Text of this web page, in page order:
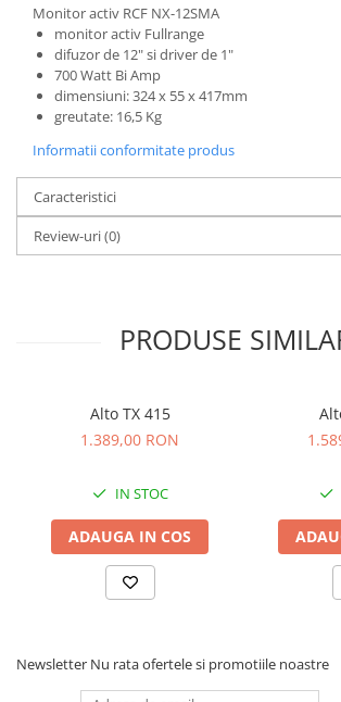
Rack studio
Recordere de studio
Recordere portabile
Sintetizatoare
Standuri si stative de monitoare
Subwoofere de studio
Tratament acustic
Lumini si efecte
Accesorii pentru lumini
Case-uri de lumini
Comenzi si controllere
Efecte de lumini
Mixere DMX
Moving Head-uri
Par Led si Pinspot
Instrumente Muzicale
Monitor activ RCF NX-12SMA
monitor activ Fullrange
difuzor de 12" si driver de 1"
700 Watt Bi Amp
dimensiuni: 324 x 55 x 417mm
greutate: 16,5 Kg
Informatii conformitate produs
Caracteristici
Review-uri(0)
PRODUSE
Alto TX 415
1.389,00 RON
IN STOC
ADAUGA IN COS
Newsletter Nu rata ofertele si promotiile noastre